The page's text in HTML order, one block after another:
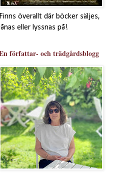
Finns överallt där böcker säljes,
lånas eller lyssnas på!
författar- och trädgårdsblogg